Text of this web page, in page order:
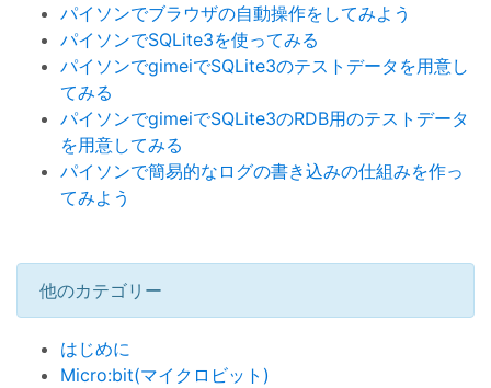
パイソンでブラウザの自動操作をしてみよう
パイソンでSQLite3を使ってみる
パイソンでgimeiでSQLite3のテストデータを用意し
てみる
パイソンでgimeiでSQLite3のRDB用のテストデータ
を用意してみる
パイソンで簡易的なログの書き込みの仕組みを作っ
てみよう
他のカテゴリー
はじめに
Micro:bit(マイクロビット)